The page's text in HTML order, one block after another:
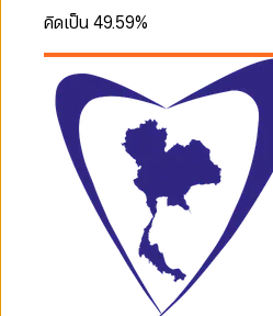
คิดเป็น49.59%